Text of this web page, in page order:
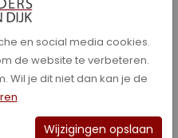
e Advanced edition
en social media cookies.
de website te verbeteren.
Wil je dit niet dan kan je de
Wijzigingen opslaan